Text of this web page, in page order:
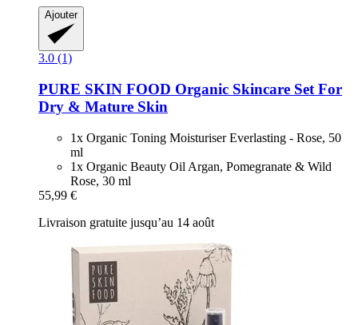
Ajouter
3.0 (1)
PURE SKIN FOOD Organic Skincare Set For
Dry & Mature Skin
1x Organic Toning Moisturiser Everlasting - Rose, 50
ml
1x Organic Beauty Oil Argan, Pomegranate & Wild
Rose, 30 ml
55,99 €
Livraison gratuite jusqu’au 14 août